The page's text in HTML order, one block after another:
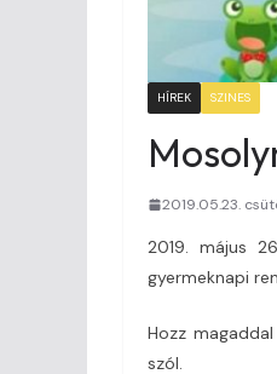
HÍREK SZINES
2019.05.23.
2019. május
gyermeknapi
Hozz
szól.